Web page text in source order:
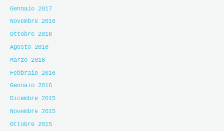
Gennaio 2017
Novembre 2016
Ottobre 2016
Agosto 2016
Marzo 2016
Febbraio 2016
Gennaio 2016
Dicembre 2015
Novembre 2015
Ottobre 2015